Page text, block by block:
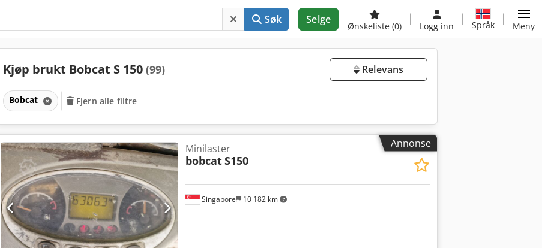
Søk Selge
Ønskeliste (0) Logg inn Språk Meny
Kjøp brukt Bobcat S 150 (99) Relevans
Bobcat Fjern alle filtre
Annonse
Singapore 10 182 km
Minilaster
bobcatS150